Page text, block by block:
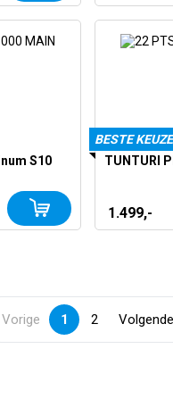
S10
BESTE KEUZE
TUNTURI
1.499,-
Vorige 1 2 Volgende